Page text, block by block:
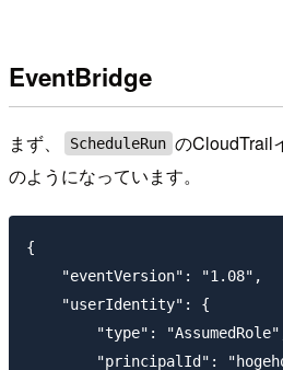
EventBridge
まず、 ScheduleRun のCloudTrail
のようになっています。
{
    "eventVersion": "1.08",
    "userIdentity": {
"type":
"principalId":